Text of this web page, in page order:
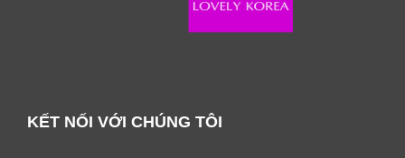
KẾT NỐI VỚI CHÚNG TÔI